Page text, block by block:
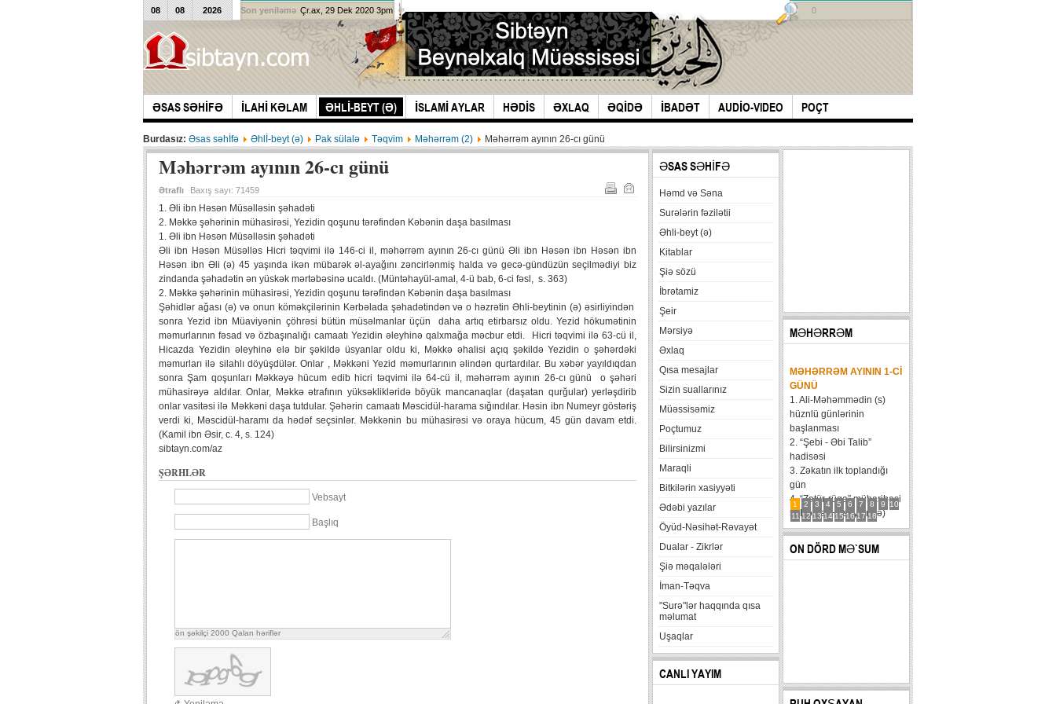
ƏSAS SƏHİFƏ İLAHİ KƏLAM ƏHLİ-BEYT (Ə) İSLAMİ AYLAR HƏDİS ƏXLAQ ƏQİDƏ İBADƏT AUDİO-VIDEO POÇT
08 08 2026 Son yeniləmə Çr.ax, 29 Dek 2020 3pm 0
Burdasız: Əsas səhİfə Əhlİ-beyt (ə) Pak sülalə Təqvim Məhərrəm (2) Məhərrəm ayının 26-cı günü
Məhərrəm ayının 26-cı günü
Ətraflı Baxış sayı: 71459
1. Əli ibn Həsən Müsəlləsin şəhadəti
2. Məkkə şəhərinin mühasirəsi, Yezidin qoşunu tərəfindən Kəbənin daşa basılması
1. Əli ibn Həsən Müsəlləsin şəhadəti
Əli ibn Həsən Müsəlləs Hicri təqvimi ilə 146-ci il, məhərrəm ayının 26-cı günü Əli ibn Həsən ibn Həsən ibn
Həsən ibn Əli (ə) 45 yaşında ikən mübarək əl-ayağını zəncirlənmiş halda və gecə-gündüzün seçilmədiyi biz
zindanda şəhadətin ən yüskək mərtəbəsinə ucaldı. (Müntəhayül-amal, 4-ü bab, 6-ci fəsl, s. 363)
2. Məkkə şəhərinin mühasirəsi, Yezidin qoşunu tərəfindən Kəbənin daşa basılması
Şəhidlər ağası (ə) və onun köməkçilərinin Kərbəlada şəhadətindən və o həzrətin Əhli-beytinin (ə) əsirliyindən
sonra Yezid ibn Müaviyənin çöhrəsi bütün müsəlmanlar üçün daha artıq etirbarsız oldu. Yezid hökumətinin
məmurlarının fəsad və özbaşınalığı camaatı Yezidin əleyhinə qalxmağa məcbur etdi. Hicri təqvimi ilə 63-cü il,
Hicazda Yezidin əleyhinə elə bir şəkildə üsyanlar oldu ki, Məkkə əhalisi açıq şəkildə Yezidin o şəhərdəki
məmurları ilə silahlı döyüşdülər. Onlar , Məkkəni Yezid məmurlarının əlindən qurtardılar. Bu xəbər yayıldıqdan
sonra Şam qoşunları Məkkəyə hücum edib hicri təqvimi ilə 64-cü il, məhərrəm ayının 26-cı günü o şəhəri
mühasirəyə aldılar. Onlar, Məkkə ətrafının yüksəklikləridə böyük mancanaqlar (daşatan qurğular) yerləşdirib
onlar vasitəsi ilə Məkkəni daşa tutdular. Şəhərin camaatı Məscidül-harama sığındılar. Həsin ibn Numeyr göstəriş
verdi ki, Məscidül-haramı da hədəf seçsinlər. Məkkənin bu mühasirəsi və oraya hücum, 45 gün davam etdi.
(Kamil ibn Əsir, c. 4, s. 124)
sibtayn.com/az
ŞƏRHLƏR
Vebsayt
Başlıq
ön şəkilçi 2000 Qalan həriflər
ƏSAS SƏHİFƏ
Həmd və Səna
Surələrin fəzilətii
Əhli-beyt (ə)
Kitablar
Şiə sözü
İbrətamiz
Şeir
Mərsiyə
Əxlaq
Qısa mesajlar
Sizin suallarınız
Müəssisəmiz
Poçtumuz
Bilirsinizmi
Maraqli
Bitkilərin xasiyyəti
Ədəbi yazılar
Öyüd-Nəsihət-Rəvayət
Dualar - Zikrlər
Şiə məqalələri
İman-Təqva
"Surə"lər haqqında qısa
məlumat
Uşaqlar
CANLI YAYIM
MƏHƏRRƏM
1 2 3 4 5 6 7 8 9
10
11 12 13 14 15 16 17 18
MƏHƏRRƏM AYININ 1-CI
GÜNÜ
1. Ali-Məhəmmədin (s)
hüznlü günlərinin
başlanması
2. “Şebi - Əbi Talib”
hadisəsi
3. Zəkatın ilk toplandığı
gün
4. “Zatür-rüqa” müharibəsi
5. Həzrət Hüseynin (ə)
karvanının Bəni Məqatilin
qəsrinə çatması
6....
ON DÖRD MƏ`SUM